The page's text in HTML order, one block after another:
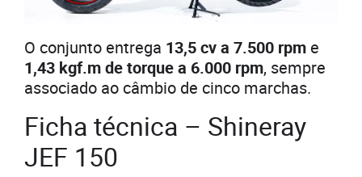
O conjunto entrega 13,5 cv a 7.500 rpm e
1,43 kgf.m de torque a 6.000 rpm, sempre
associado ao câmbio de cinco marchas.
Ficha técnica – Shineray
JEF 150